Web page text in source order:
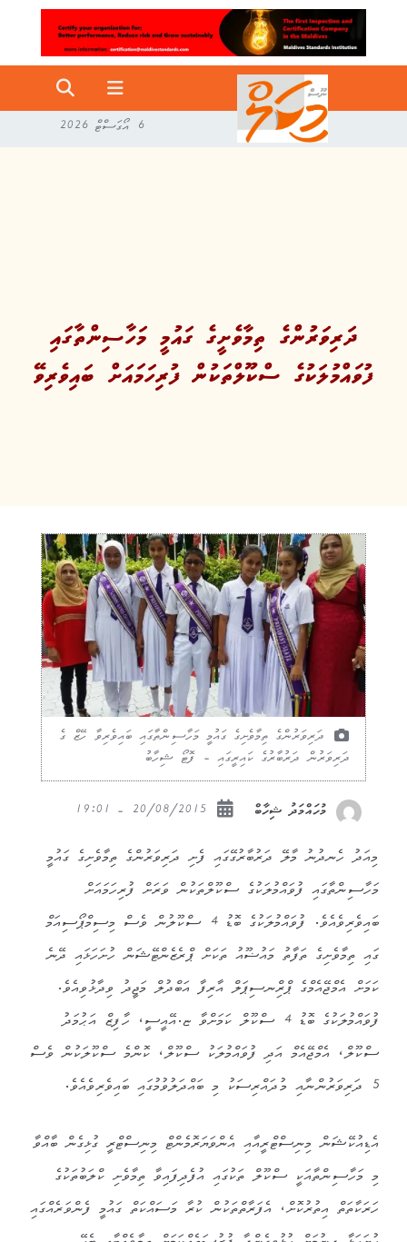
6 އޯގަސްޓް 2026
ދަރިވަރުންގެ ތިމާވެށީގެ ގައުމީ މަހާސިންތާގައި
ފުވައްމުލަކުގެ ސްކޫލްތަކުން ފުރިހަމައަށް ބައިވެރިވޭ
ދަރިވަރުންގެ ތިމާވެށިގެ ގައުމީ މަހާސިންތާގައި ބައިވެރިވާ ހޭޒް ގެ
ދަރިވަރުން ދަރުބާރުގެ ކައިރީގައި - ފޮޓޯ ޝިހާބު
މުހައްމަދު ޝިހާބް
މިއަދު ހެނދުނު މާލޭ ދަރުބާރުގޭގައި ފެށި ދަރިވަރުންގެ ތިމާވެށިގެ ގައުމީ
މަހާސިންތާގައި ފުވައްމުލަކުގެ ސްކޫލްތަކުން ވަރަށް ފުރިހަމައަށް
ބައިވެރިވެއެވެ. ފުވައްމުލަކުގެ ބޮޑު 4 ސްކޫލުން ވެސް މިސިމްޕޯސިއަމް
ގައި ތިމާވެށިގެ ތަފާތު މައުޟޫއު ތަކަށް ޕްރެޒެންޓޭޝަން ހުށަހަޅައި ދޭނެ
ކަމަށް އެމްޖޭއެމްގެ ޕްރިްނސިޕަލް އާރިފާ އަބްދުލް މަޖީދު ވިދާޅުވިއެވެ.
ފުވައްމުލަކުގެ ބޮޑު 4 ސްކޫލް ކަމަށްވާ ޏ.އޭއީސީ، ހާފިޒް އަޙުމަދު
ސްކޫލް، އެމްޖޭއެމް އަދި ފުވައްމުލަކު ސްކޫލް، ކޮންމެ ސްކޫލަކުން ވެސް
5 ދަރިވަރުންނާއި މުދައްރިސަކު މި ބައްދަލުވުމުގައި ބައިވެރިވެއެވެ.
އެޑިއުކޭޝަން މިނިސްޓްރީއާއި އެންވަޔަރޮމެންޓް މިނިސްޓްރީ ގުޅިގެން ބާއްވާ
މި މަހާސިންތާއަކީ ސްކޫލް ތަކުގައި އުފެދިފައިވާ ތިމާވެށި ކްލަބުތަކުގެ
ހަރަކާތަތް އިތުރުކޮށް، އެފަރާތްތަކުން ކުރާ މަސައްކަތް ގައުމީ ފެންވަރެއްގައި